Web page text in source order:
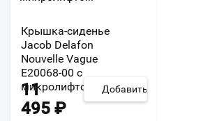
Крышка-сиденье
Jacob Delafon
Nouvelle Vague
E20068-00 с
микролифтом
11
495 ₽
Добавить